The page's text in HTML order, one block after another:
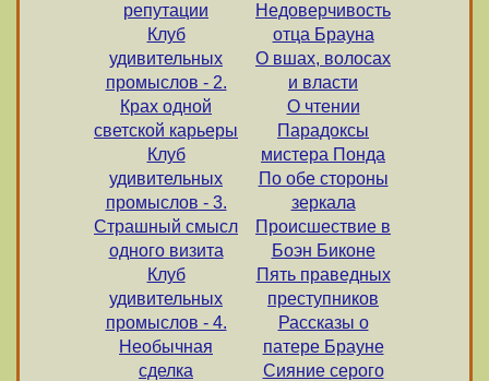
репутации
Клуб
удивительных
промыслов - 2.
Крах одной
светской карьеры
Клуб
удивительных
промыслов - 3.
Страшный смысл
одного визита
Клуб
удивительных
промыслов - 4.
Необычная
сделка
Недоверчивость
отца Брауна
О вшах, волосах
и власти
О чтении
Парадоксы
мистера Понда
По обе стороны
зеркала
Происшествие в
Боэн Биконе
Пять праведных
преступников
Рассказы о
патере Брауне
Сияние серого